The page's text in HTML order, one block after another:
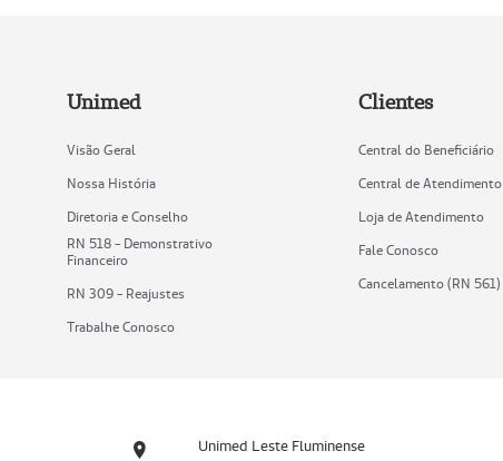
Unimed
Visão Geral
Nossa História
Diretoria e Conselho
RN 518 - Demonstrativo
Financeiro
RN 309 - Reajustes
Trabalhe Conosco
Clientes
Central do Beneficiário
Central de Atendimento
Loja de Atendimento
Fale Conosco
Cancelamento (RN 561)
Unimed Leste Fluminense